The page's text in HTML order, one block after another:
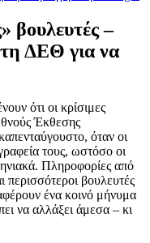
βουλευτές –
ΔΕΘ για να
ότι οι κρίσιμες
Έκθεσης
όταν οι
τους, ωστόσο οι
Πληροφορίες από
περισσότεροι βουλευτές
ένα κοινό μήνυμα
να αλλάξει άμεσα – κι